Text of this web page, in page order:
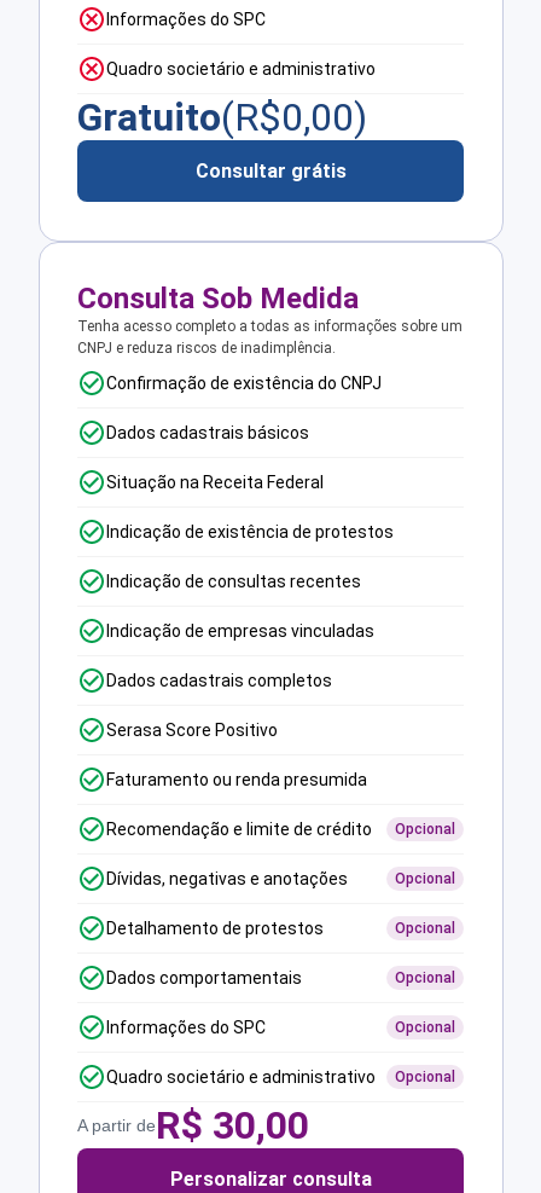
Informações do SPC
Quadro societário e administrativo
Gratuito(R$0,00)
Consultar grátis
Consulta Sob Medida
Tenha acesso completo a todas as informações sobre um
CNPJ e reduza riscos de inadimplência.
Confirmação de existência do CNPJ
Dados cadastrais básicos
Situação na Receita Federal
Indicação de existência de protestos
Indicação de consultas recentes
Indicação de empresas vinculadas
Dados cadastrais completos
Serasa Score Positivo
Faturamento ou renda presumida
Recomendação e limite de crédito Opcional
Dívidas, negativas e anotações Opcional
Detalhamento de protestos Opcional
Dados comportamentais Opcional
Informações do SPC Opcional
Quadro societário e administrativo Opcional
A partir deR$ 30,00
Personalizar consulta